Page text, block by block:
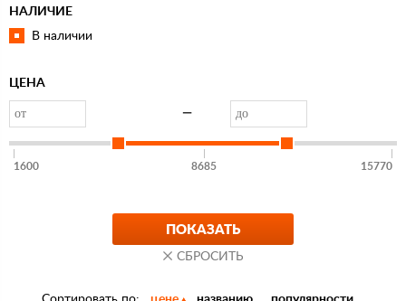
НАЛИЧИЕ
В наличии
ЦЕНА
—
1600 8685 15770